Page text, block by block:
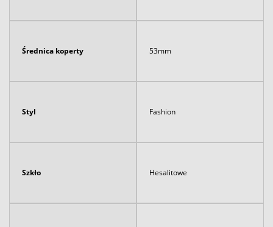
Średnica koperty 53mm
Styl Fashion
Szkło Hesalitowe